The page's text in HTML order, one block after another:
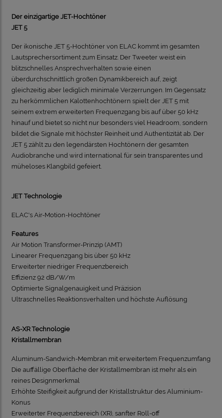
Der einzigartige JET-Hochtöner
JET 5
Der ikonische JET 5-Hochtöner von ELAC kommt im gesamten
Lautsprechersortiment zum Einsatz. Der Tweeter weist ein
blitzschnelles Ansprechverhalten sowie einen
überdurchschnittlich großen Dynamikbereich auf, zeigt
gleichzeitig aber lediglich minimale Verzerrungen. Im Gegensatz
zu herkömmlichen Kalottenhochtönern spielt der JET 5 mit
seinem extrem erweiterten Frequenzgang bis auf über 50 kHz
hinauf und bietet so nicht nur besonders viel Headroom, sondern
bildet die Signale mit höchster Reinheit und Authentizität ab. Der
JET 5 zählt zu den legendärsten Hochtönern der gesamten
Audiobranche und wird international für sein transparentes und
müheloses Klangbild gefeiert.
JET Technologie
ELAC's Air-Motion-Hochtöner
Features
Air Motion Transformer-Prinzip (AMT)
Linearer Frequenzgang bis über 50 kHz
Erweiterter niedriger Frequenzbereich
Effizienz 92 dB/W/m
Optimierte Signalgenauigkeit und Präzision
Ultraschnelles Reaktionsverhalten und höchste Auflösung
AS-XR Technologie
Kristallmembran
Aluminum-Sandwich-Membran mit erweitertem Frequenzumfang
Die auffällige Oberfläche der Kristallmembran ist mehr als ein
reines Designmerkmal
Erhöhte Steifigkeit aufgrund der Kristallstruktur des Aluminium-
Konus
Erweiterter Frequenzbereich (XR), sanfter Roll-off